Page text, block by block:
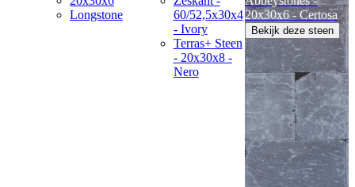
Longstone
60/52,5x30x4
- Ivory
Terras+ Steen
- 20x30x8 -
Nero
20x30x6 - Certosa
Bekijk deze steen